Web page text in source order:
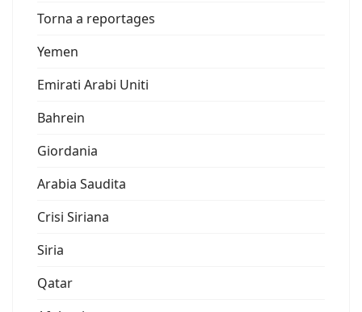
Torna a reportages
Yemen
Emirati Arabi Uniti
Bahrein
Giordania
Arabia Saudita
Crisi Siriana
Siria
Qatar